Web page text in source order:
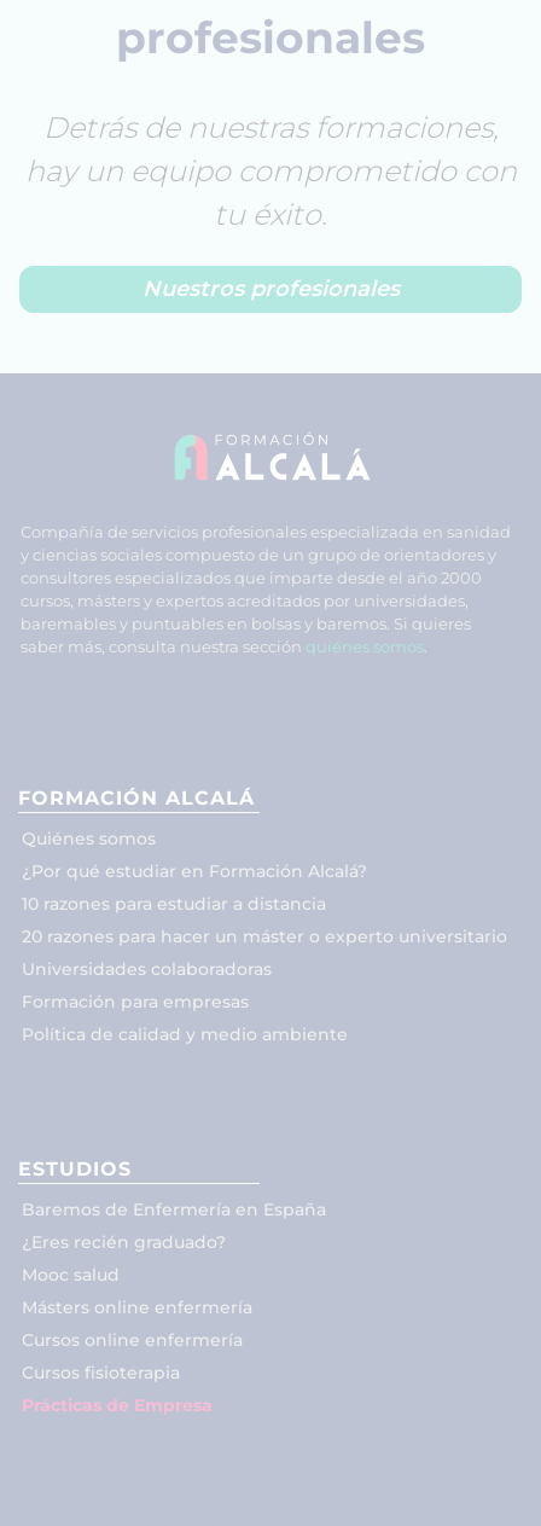
profesionales
Detrás de nuestras formaciones,
hay un equipo comprometido con
tu éxito.
Nuestros profesionales
Compañía de servicios profesionales especializada en sanidad
y ciencias sociales compuesto de un grupo de orientadores y
consultores especializados que imparte desde el año 2000
cursos, másters y expertos acreditados por universidades,
baremables y puntuables en bolsas y baremos. Si quieres
saber más, consulta nuestra sección quiénes somos
FORMACIÓN ALCALÁ
Quiénes somos
¿Por qué estudiar en Formación Alcalá?
10 razones para estudiar a distancia
20 razones para hacer un máster o experto universitario
Universidades colaboradoras
Formación para empresas
Política de calidad y medio ambiente
ESTUDIOS
Baremos de Enfermería en España
¿Eres recién graduado?
Mooc salud
Másters online enfermería
Cursos online enfermería
Cursos fisioterapia
Prácticas de Empresa